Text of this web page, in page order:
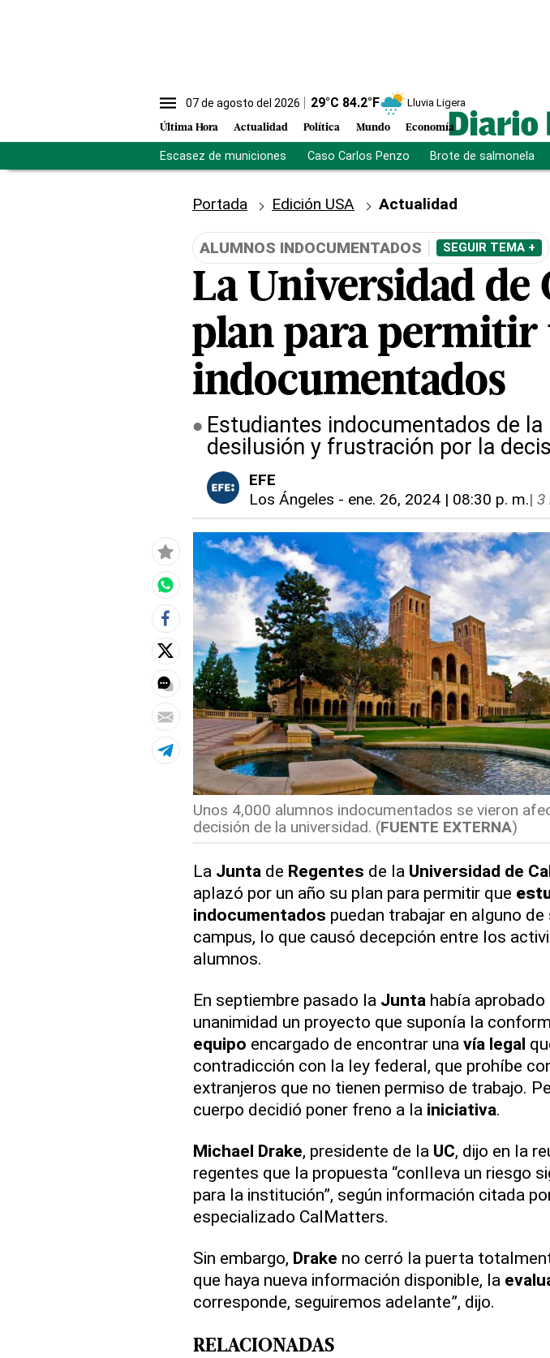
07 de agosto del 2026 29°C 84.2°F Lluvia Ligera
Última Hora Actualidad Política Mundo Economía
Escasez de municiones Caso Carlos Penzo Brote de salmonela
Portada Edición USA Actualidad
ALUMNOS INDOCUMENTADOS SEGUIR TEMA +
La Universidad de
plan para permitir
indocumentados
Estudiantes indocumentados de
desilusión y frustración por la
EFE
Los Ángeles - ene. 26, 2024 | 08:30 p. m.| 3
Unos 4,000 alumnos indocumentados se vieron
decisión de la universidad. (FUENTE EXTERNA)
La Juntade Regentes de la Universidad de
aplazó por un año su plan para permitir que
indocumentados puedan trabajar en alguno de
campus, lo que causó decepción entre los
alumnos.
En septiembre pasado la Juntahabía aprobado
unanimidad un proyecto que suponía la
equipo encargado de encontrar unavía legal
contradicción con la ley federal, que prohíbe
extranjeros que no tienen permiso de trabajo.
cuerpo decidió poner freno a la iniciativa.
Michael Drake, presidente de la UC, dijo en la
regentes que la propuesta “conlleva un riesgo
para la institución”, según información citada
especializado CalMatters.
Sin embargo, Drake no cerró la puerta
que haya nueva información disponible, la
corresponde, seguiremos adelante”, dijo.
RELACIONADAS